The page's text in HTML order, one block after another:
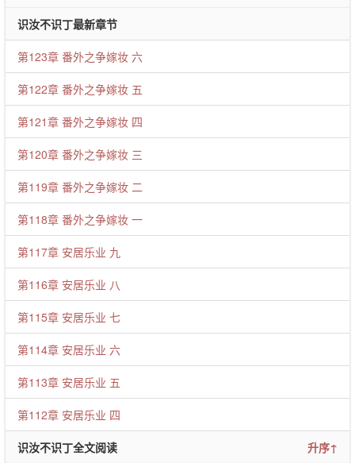
识汝不识丁最新章节
第123章 番外之争嫁妆 六
第122章 番外之争嫁妆 五
第121章 番外之争嫁妆 四
第120章 番外之争嫁妆 三
第119章 番外之争嫁妆 二
第118章 番外之争嫁妆 一
第117章 安居乐业 九
第116章 安居乐业 八
第115章 安居乐业 七
第114章 安居乐业 六
第113章 安居乐业 五
第112章 安居乐业 四
识汝不识丁全文阅读 升序↑